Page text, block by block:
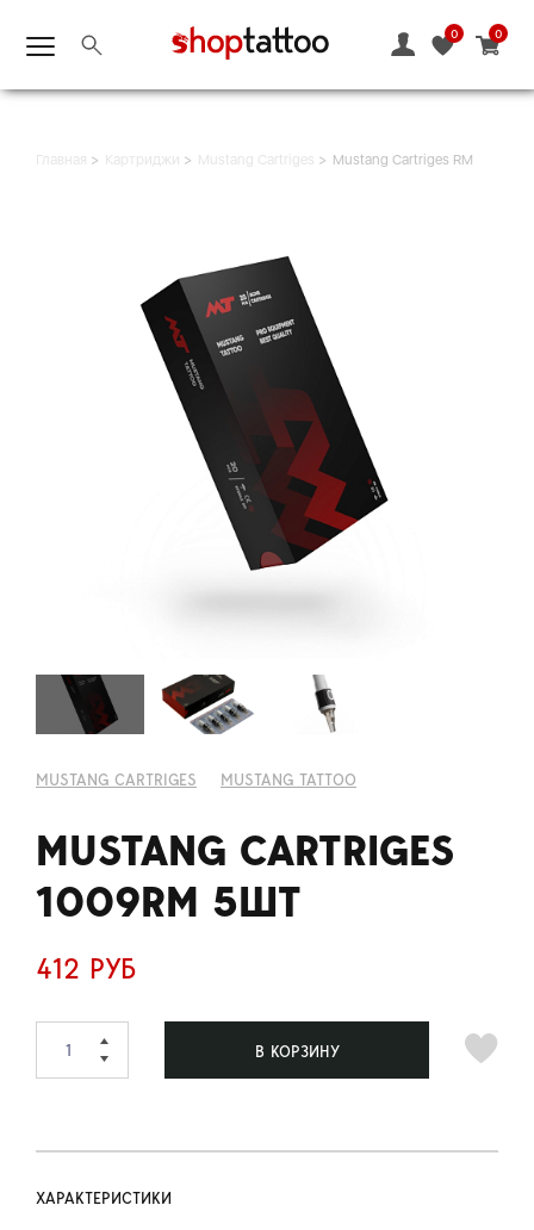
0
0
Главная Картриджи Mustang Cartriges Mustang Cartriges RM
MUSTANG CARTRIGES MUSTANG TATTOO
MUSTANG CARTRIGES
1009RM 5ШТ
412 РУБ
В КОРЗИНУ
ХАРАКТЕРИСТИКИ